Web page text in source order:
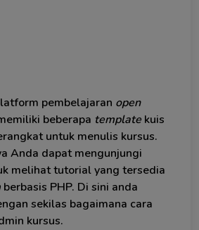
pembelajaran open
beberapa template kuis
untuk menulis kursus.
Anda dapat mengunjungi
melihat tutorial yang tersedia
berbasis PHP. Di sini anda
sekilas bagaimana cara
kursus.